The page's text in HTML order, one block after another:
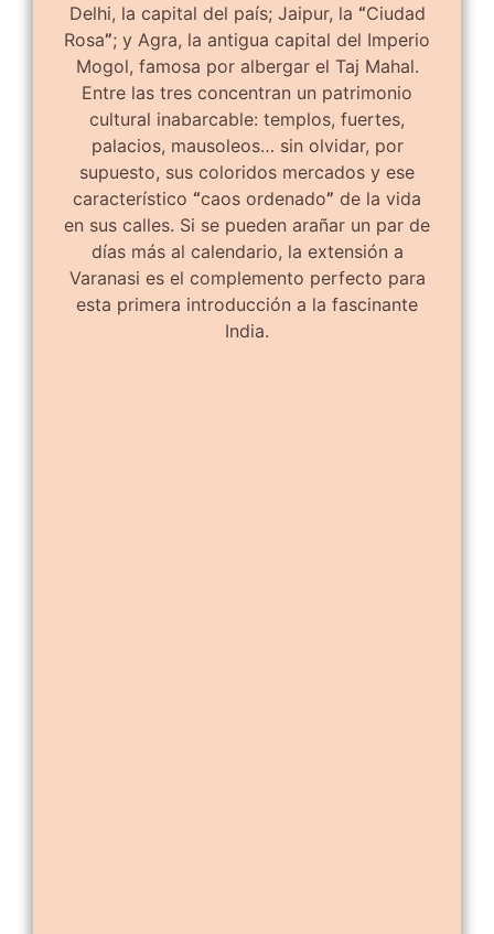
Delhi, la capital del país; Jaipur, la “Ciudad
Rosa”; y Agra, la antigua capital del Imperio
Mogol, famosa por albergar el Taj Mahal.
Entre las tres concentran un patrimonio
cultural inabarcable: templos, fuertes,
palacios, mausoleos… sin olvidar, por
supuesto, sus coloridos mercados y ese
característico “caos ordenado” de la vida
en sus calles. Si se pueden arañar un par de
días más al calendario, la extensión a
Varanasi es el complemento perfecto para
esta primera introducción a la fascinante
India.